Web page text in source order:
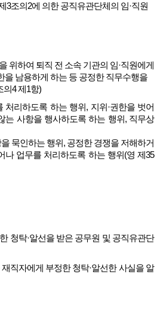
3조의2에 의한 공직유관단체의 임·직원
위하여 퇴직 전 소속 기관의 임·직원에게
을 남용하게 하는 등 공정한 직무수행을
의4 제1항)
처리하도록 하는 행위, 지위·권한을 벗어
는 사항을 행사하도록 하는 행위, 직무상
묵인하는 행위, 공정한 경쟁을 저해하거
나 업무를 처리하도록 하는 행위(영 제35
청탁·알선을 받은 공무원 및 공직유관단
직자에게 부정한 청탁·알선한 사실을 알